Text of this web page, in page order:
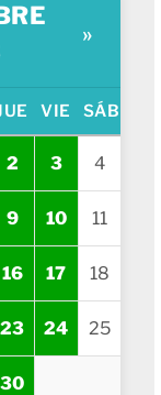
»
VIE SÁB
2 3 4
9 10 11
16 17 18
23 24 25
30